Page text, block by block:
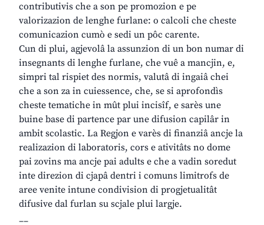
contributivis che a son pe promozion e pe
valorizazion de lenghe furlane: o calcoli che cheste
comunicazion cumò e sedi un pôc carente.
Cun di plui, agjevolâ la assunzion di un bon numar di
insegnants di lenghe furlane, che vuê a mancjin, e,
simpri tal rispiet des normis, valutâ di ingaiâ chei
che a son za in cuiessence, che, se si aprofondìs
cheste tematiche in mût plui incisîf, e sarès une
buine base di partence par une difusion capilâr in
ambit scolastic. La Regjon e varès di finanziâ ancje la
realizazion di laboratoris, cors e ativitâts no dome
pai zovins ma ancje pai adults e che a vadin soredut
inte direzion di cjapâ dentri i comuns limitrofs de
aree venite intune condivision di progjetualitât
difusive dal furlan su scjale plui largje.
__